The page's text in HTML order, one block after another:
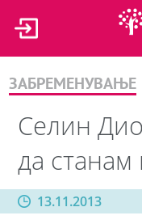
ЗАБРЕМЕНУВАЊЕ
Селин
да станам
13.11.2013